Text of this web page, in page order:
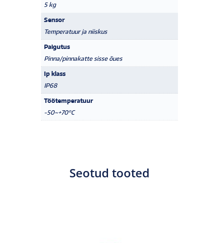
5 kg
Sensor
Temperatuur ja niiskus
Paigutus
Pinna/pinnakatte sisse õues
Ip klass
IP68
Töötemperatuur
-50~+70°C
Seotud tooted